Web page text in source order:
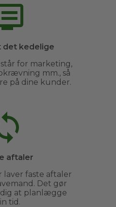
det kedelige
for marketing,
mm., så
på dine kunder.
aftaler
laver faste aftaler
Det gør
at planlægge
tid.